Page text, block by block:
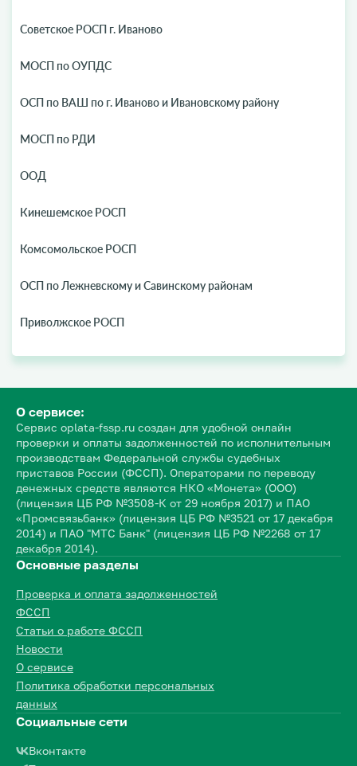
Советское РОСП г. Иваново
МОСП по ОУПДС
ОСП по ВАШ по г. Иваново и Ивановскому району
МОСП по РДИ
ООД
Кинешемское РОСП
Комсомольское РОСП
ОСП по Лежневскому и Савинскому районам
Приволжское РОСП
О сервисе:
Сервис oplata-fssp.ru создан для удобной онлайн
проверки и оплаты задолженностей по исполнительным
производствам Федеральной службы судебных
приставов России (ФССП). Операторами по переводу
денежных средств являются НКО «Монета» (ООО)
(лицензия ЦБ РФ №3508-К от 29 ноября 2017) и ПАО
«Промсвязьбанк» (лицензия ЦБ РФ №3521 от 17 декабря
2014) и ПАО "МТС Банк" (лицензия ЦБ РФ №2268 от 17
декабря 2014).
Основные разделы
Проверка и оплата задолженностей
ФССП
Статьи о работе ФССП
Новости
О сервисе
Политика обработки персональных
данных
Социальные сети
Вконтакте